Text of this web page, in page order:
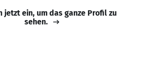
jetzt ein, um das ganze Profil zu
sehen.